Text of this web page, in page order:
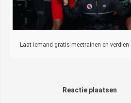
Laat iemand gratis meetrainen en verdien
Reactie plaatsen